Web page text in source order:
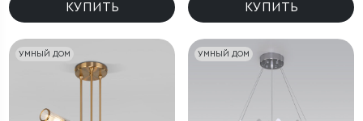
КУПИТЬ КУПИТЬ
УМНЫЙ ДОМ УМНЫЙ ДОМ